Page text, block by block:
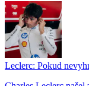
Leclerc: Pokud